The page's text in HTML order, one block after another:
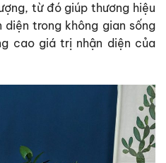
từ đó giúp thương hiệu
trong không gian sống
cao giá trị nhận diện của